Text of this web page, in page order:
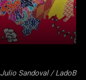
Julio Sandoval / LadoB